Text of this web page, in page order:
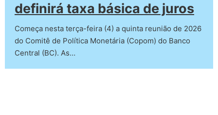
definirá taxa básica de juros
Começa nesta terça-feira (4) a quinta reunião de 2026
do Comitê de Política Monetária (Copom) do Banco
Central (BC). As…